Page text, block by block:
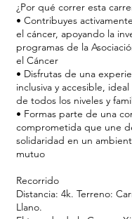
¿Por qué correr esta
• Contribuyes
el cáncer, apoyando la
programas de la
el Cáncer
• Disfrutas de una
inclusiva y accesible,
de todos los niveles y
• Formas parte de una
comprometida que une
solidaridad en un
mutuo
Recorrido
Distancia: 4k. Terreno:
Llano.